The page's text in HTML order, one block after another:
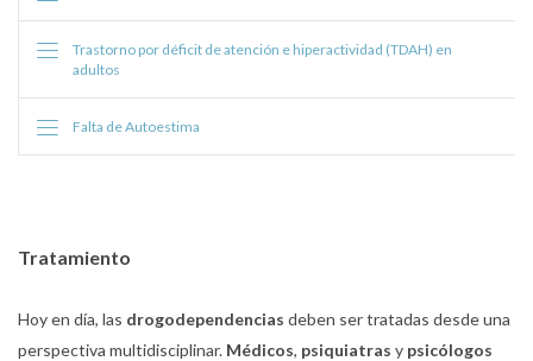
Trastorno por déficit de atención e hiperactividad (TDAH) en
adultos
Falta de Autoestima
Tratamiento
Hoy en día, las drogodependencias deben ser tratadas desde una
perspectiva multidisciplinar. Médicos, psiquiatras y psicólogos